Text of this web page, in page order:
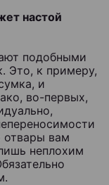
настой
подобными
Это, к примеру,
и
во-первых,
отвары вам
неплохим